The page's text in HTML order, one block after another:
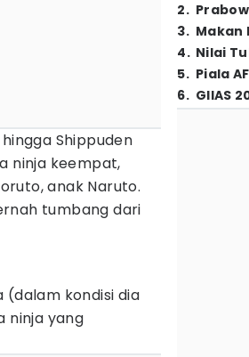
Shippuden
ninja keempat,
anak Naruto.
tumbang dari
(dalam kondisi dia
ninja yang
2.
3. Makan
4. Nilai
5. Piala
6. GIIAS